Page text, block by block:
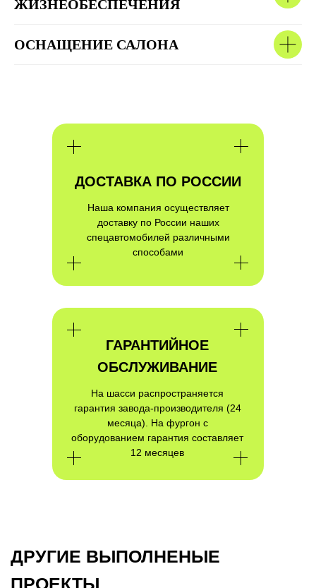
ЖИЗНЕОБЕСПЕЧЕНИЯ
ОСНАЩЕНИЕ САЛОНА
ДОСТАВКА ПО РОССИИ
ГАРАНТИЙНОЕ
ОБСЛУЖИВАНИЕ
Наша компания осуществляет
доставку по России наших
спецавтомобилей различными
способами
На шасси распространяется
гарантия завода-производителя (24
месяца). На фургон с
оборудованием гарантия составляет
12 месяцев
ПРОЕКТЫ
КВАЛИФИЦИРОВАННУЮ
КОНСУЛЬТАЦИЮ ПО
ИНТЕРЕСУЮЩЕМУ ВАС ПРОЕКТУ